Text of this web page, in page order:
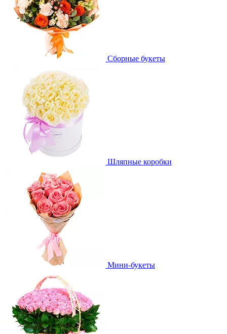
Сборные букеты
Шляпные коробки
Мини-букеты